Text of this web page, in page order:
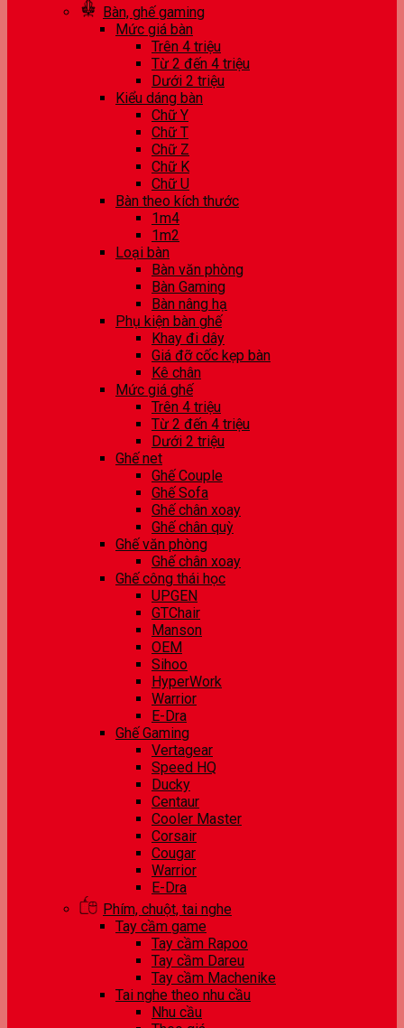
Bàn, ghế gaming
Mức giá bàn
Trên 4 triệu
Từ 2 đến 4 triệu
Dưới 2 triệu
Kiểu dáng bàn
Chữ Y
Chữ T
Chữ Z
Chữ K
Chữ U
Bàn theo kích thước
1m4
1m2
Loại bàn
Bàn văn phòng
Bàn Gaming
Bàn nâng hạ
Phụ kiện bàn ghế
Khay đi dây
Giá đỡ cốc kẹp bàn
Kê chân
Mức giá ghế
Trên 4 triệu
Từ 2 đến 4 triệu
Dưới 2 triệu
Ghế net
Ghế Couple
Ghế Sofa
Ghế chân xoay
Ghế chân quỳ
Ghế văn phòng
Ghế chân xoay
Ghế công thái học
UPGEN
GTChair
Manson
OEM
Sihoo
HyperWork
Warrior
E-Dra
Ghế Gaming
Vertagear
Speed HQ
Ducky
Centaur
Cooler Master
Corsair
Cougar
Warrior
E-Dra
Phím, chuột, tai nghe
Tay cầm game
Tay cầm Rapoo
Tay cầm Dareu
Tay cầm Machenike
Tai nghe theo nhu cầu
Nhu cầu